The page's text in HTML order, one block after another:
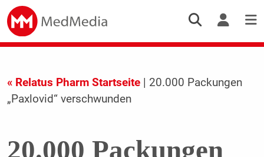
« Relatus Pharm Startseite| 20.000 Packungen
„Paxlovid“ verschwunden
20.000 Packungen